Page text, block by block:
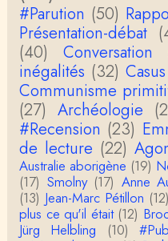
Anonymous
Actuellement
ur? La dernière
roland chaudat
le sous-titre de
n, l’oppression
roland chaudat
Votre
ée parce que
o…
Christophe
...Et merci à vous
#Parution (50)
Présentation-débat
(40)
inégalités (32)
Communisme
(27) Archéologie
#Recension (23)
de lecture (22)
Australie aborigène (19)
(17) Smolny (17) Anne
(13) Jean-Marc Pétillon (12)
plus ce qu'il était (12)
Jürg Helbling
(10)